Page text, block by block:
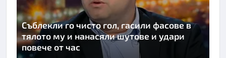
Съблекли го чисто гол, гасили фасове в
тялото му и нанасяли шутове и удари
повече от час